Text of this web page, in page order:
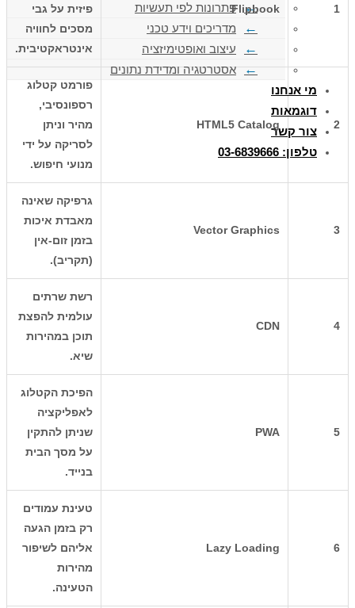
פתרונות לפי תעשיות
מדריכים וידע טכני
עיצוב ואופטימיזציה
אסטרטגיה ומדידת נתונים
מי אנחנו
דוגמאות
צור קשר
טלפון: 03-6839666
1
Flipbook
פיזית על גבי
מסכים לחוויה
אינטראקטיבית.
2
HTML5 Catalog
פורמט קטלוג
רספונסיבי,
מהיר וניתן
לסריקה על ידי
מנועי חיפוש.
3
Vector Graphics
גרפיקה שאינה
מאבדת איכות
בזמן זום-אין
(תקריב).
4
CDN
רשת שרתים
עולמית להפצת
תוכן במהירות
שיא.
5
PWA
הפיכת הקטלוג
לאפליקציה
שניתן להתקין
על מסך הבית
בנייד.
6
Lazy Loading
טעינת עמודים
רק בזמן הגעה
אליהם לשיפור
מהירות
הטעינה.